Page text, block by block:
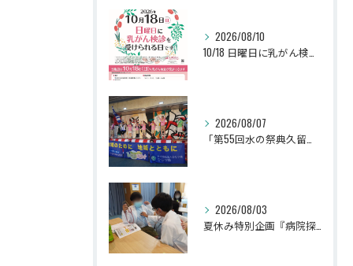
2026/08/10
10/18 日曜日に乳がん検診が受けられます （J.M.S：ジャパン・マンモグラフィー・サンデー）
2026/08/07
「第55回水の祭典久留米まつり」に参加しました！
2026/08/03
夏休み特別企画『病院探検隊2026』を開催しました！